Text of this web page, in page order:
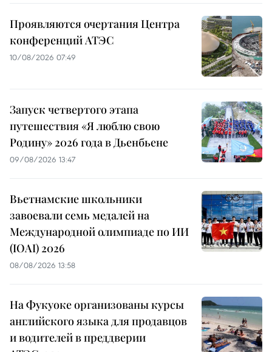
Проявляются очертания Центра
конференций АТЭС
10/08/2026 07:49
Запуск четвертого этапа
путешествия «Я люблю свою
Родину» 2026 года в Дьенбьене
09/08/2026 13:47
Вьетнамские школьники
завоевали семь медалей на
Международной олимпиаде по ИИ
(IOAI) 2026
08/08/2026 13:58
На Фукуоке организованы курсы
английского языка для продавцов
и водителей в преддверии